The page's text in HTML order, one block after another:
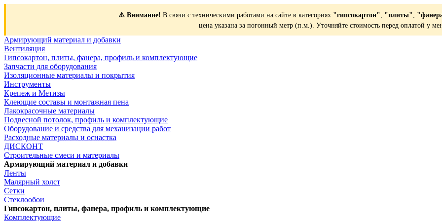
⚠️ Внимание! В связи с техническими работами на сайте в категориях "гипсокартон", "плиты",
цена указана за погонный метр (п.м.). Уточняйте стоимость перед оплатой у
Армирующий материал и добавки
Вентиляция
Гипсокартон, плиты, фанера, профиль и комплектующие
Запчасти для оборудования
Изоляционные материалы и покрытия
Инструменты
Крепеж и Метизы
Клеющие составы и монтажная пена
Лакокрасочные материалы
Подвесной потолок, профиль и комплектующие
Оборудование и средства для механизации работ
Расходные материалы и оснастка
ДИСКОНТ
Строительные смеси и материалы
Армирующий материал и добавки
Ленты
Малярный холст
Сетки
Стеклообои
Гипсокартон, плиты, фанера, профиль и комплектующие
Комплектующие